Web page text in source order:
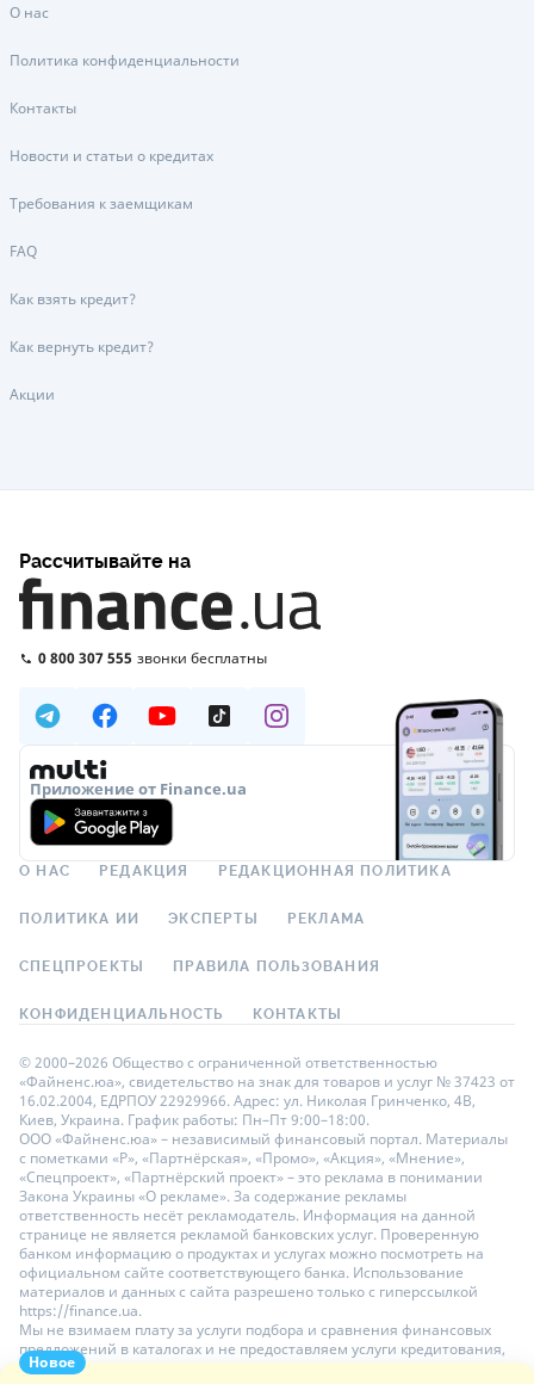
Новое
О нас
Политика конфиденциальности
Контакты
Новости и статьи о кредитах
Требования к заемщикам
FAQ
Как взять кредит?
Как вернуть кредит?
Акции
Рассчитывайте на
0 800 307 555 звонки бесплатны
Приложение от Finance.ua
О НАС РЕДАКЦИЯ РЕДАКЦИОННАЯ ПОЛИТИКА
ПОЛИТИКА ИИ ЭКСПЕРТЫ РЕКЛАМА
СПЕЦПРОЕКТЫ ПРАВИЛА ПОЛЬЗОВАНИЯ
КОНФИДЕНЦИАЛЬНОСТЬ КОНТАКТЫ
© 2000–2026 Общество с ограниченной ответственностью
«Файненс.юа», свидетельство на знак для товаров и услуг № 37423 от
16.02.2004, ЕДРПОУ 22929966. Адрес: ул. Николая Гринченко, 4В,
Киев, Украина. График работы: Пн–Пт 9:00–18:00.
ООО «Файненс.юа» – независимый финансовый портал. Материалы
с пометками «Р», «Партнёрская», «Промо», «Акция», «Мнение»,
«Спецпроект», «Партнёрский проект» – это реклама в понимании
Закона Украины «О рекламе». За содержание рекламы
ответственность несёт рекламодатель. Информация на данной
странице не является рекламой банковских услуг. Проверенную
банком информацию о продуктах и услугах можно посмотреть на
официальном сайте соответствующего банка. Использование
материалов и данных с сайта разрешено только с гиперссылкой
https://finance.ua.
Мы не взимаем плату за услуги подбора и сравнения финансовых
предложений в каталогах и не предоставляем услуги кредитования,
размещения депозитов и страхования. Ваши личные данные на